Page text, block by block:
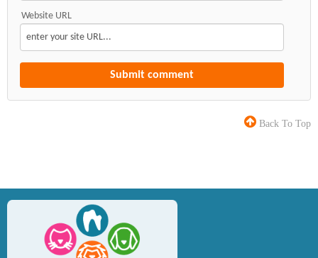
Website URL
Back To Top